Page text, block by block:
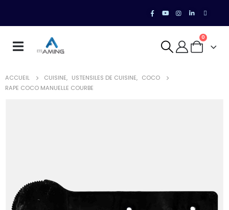
0
ACCUEIL CUISINE, USTENSILES DE CUISINE, COCO
RAPE COCO MANUELLE COURBE